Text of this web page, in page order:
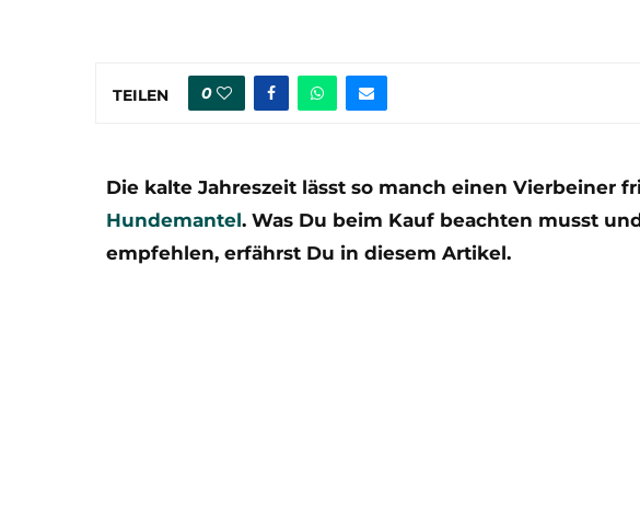
TEILEN 0
Die kalte Jahreszeit lässt so manch einen Vierbeiner
Hundemantel. Was Du beim Kauf beachten musst
empfehlen, erfährst Du in diesem Artikel.